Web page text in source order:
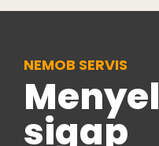
NEMOB SERVIS
sigap